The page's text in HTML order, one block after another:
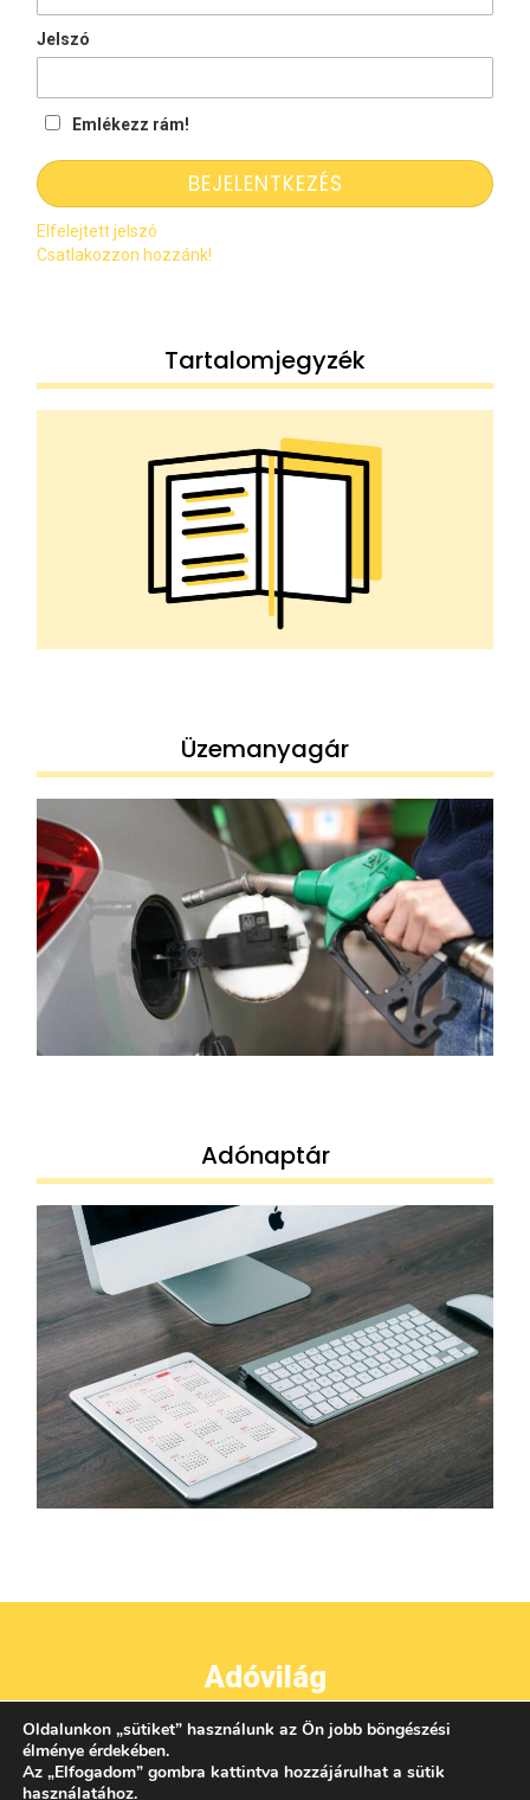
Jelszó
Emlékezz rám!
Elfelejtett jelszó
Csatlakozzon hozzánk!
Tartalomjegyzék
Üzemanyagár
Adónaptár
Adóvilág
IMPRESSZUM● ADATVÉDELEM ● ÁSZF●KAPCSOLAT
Oldalunkon „sütiket” használunk az Ön jobb böngészési
élménye érdekében.
Az „Elfogadom” gombra kattintva hozzájárulhat a sütik
használatához.